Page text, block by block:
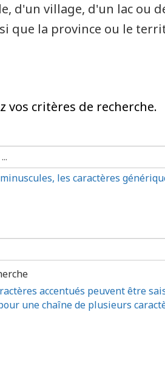
d'un village, d'un lac ou
que la province ou le
critères de recherche.
les caractères
accentués peuvent être
une chaîne de plusieurs